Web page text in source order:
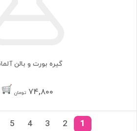
گیره بورت و بالن
۷۴,۸۰۰ تومان
1
2
3
4
5